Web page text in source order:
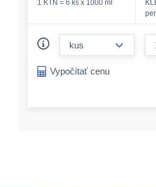
1 KTN = 6 ks x 1000 ml
Vypočítať cenu